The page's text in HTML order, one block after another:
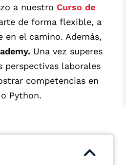
a nuestro Curso de
de forma flexible, a
el camino. Además,
Una vez superes
perspectivas laborales
competencias en
Python.